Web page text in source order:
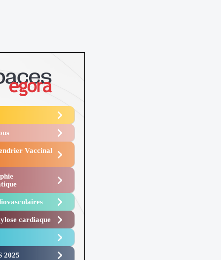
Vaccinal
cardiaque
2025